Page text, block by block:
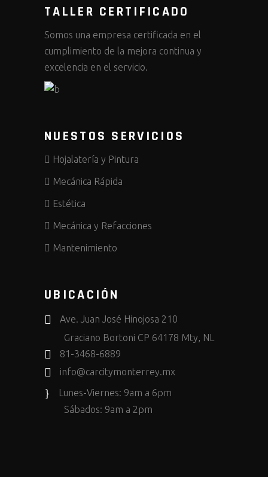
TALLER CERTIFICADO
Somos una empresa certificada en el
cumplimiento de la mejora continua y
excelencia en el servicio.
NUESTOS SERVICIOS
Hojalatería y Pintura
Mecánica Rápida
Estética
Mecánica y Refacciones
Mantenimiento
UBICACIÓN
Ave. Juan José Hinojosa 210
Graciano Bortoni CP 64178 Mty, NL
81-3468-6889
info@carcitymonterrey.mx
Lunes-Viernes: 9am a 6pm
Sábados: 9am a 2pm